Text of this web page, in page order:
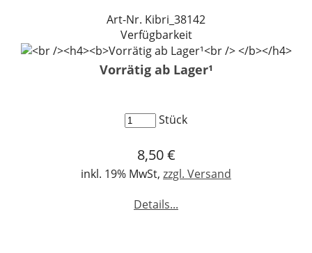
Art-Nr. Kibri_38142
Verfügbarkeit
Vorrätig ab Lager¹
Stück
8,50 €
inkl. 19% MwSt, zzgl. Versand
Details...